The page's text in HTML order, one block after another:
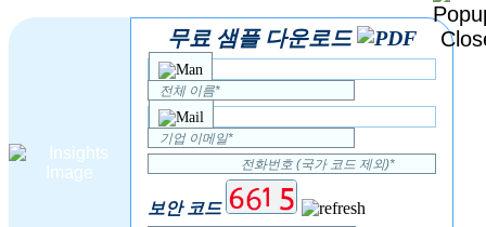
무료 샘플 다운로드
보안 코드